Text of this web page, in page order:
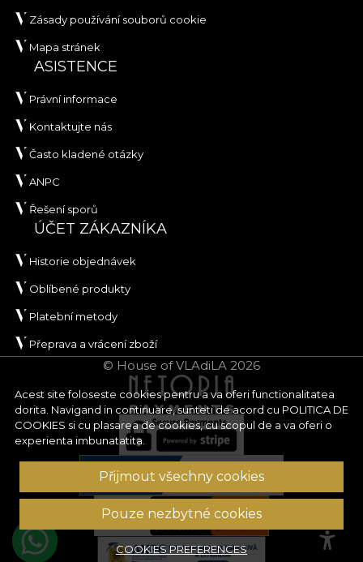
Acest site foloseste cookies pentru a va oferi functionalitatea
dorita. Navigand in continuare, sunteti de acord cu POLITICA DE
COOKIES si cu plasarea de cookies, cu scopul de a va oferi o
experienta imbunatatita.
Přijmout všechny cookies
Pouze nezbytné cookies
COOKIES PREFERENCES
Zásady používání souborů cookie
Mapa stránek
ASISTENCE
Právní informace
Kontaktujte nás
Často kladené otázky
ANPC
Řešení sporů
ÚČET ZÁKAZNÍKA
Historie objednávek
Oblíbené produkty
Platební metody
Přeprava a vrácení zboží
© House of VLAdiLA 2026